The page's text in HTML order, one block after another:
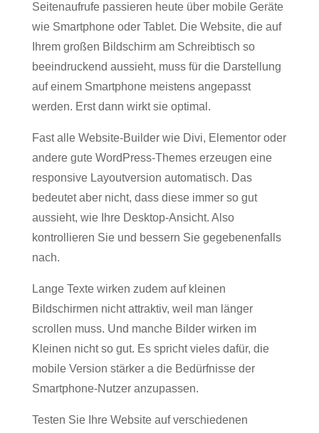
Seitenaufrufe passieren heute über mobile Geräte
wie Smartphone oder Tablet. Die Website, die auf
Ihrem großen Bildschirm am Schreibtisch so
beeindruckend aussieht, muss für die Darstellung
auf einem Smartphone meistens angepasst
werden. Erst dann wirkt sie optimal.
Fast alle Website-Builder wie Divi, Elementor oder
andere gute WordPress-Themes erzeugen eine
responsive Layoutversion automatisch. Das
bedeutet aber nicht, dass diese immer so gut
aussieht, wie Ihre Desktop-Ansicht. Also
kontrollieren Sie und bessern Sie gegebenenfalls
nach.
Lange Texte wirken zudem auf kleinen
Bildschirmen nicht attraktiv, weil man länger
scrollen muss. Und manche Bilder wirken im
Kleinen nicht so gut. Es spricht vieles dafür, die
mobile Version stärker a die Bedürfnisse der
Smartphone-Nutzer anzupassen.
Testen Sie Ihre Website auf verschiedenen